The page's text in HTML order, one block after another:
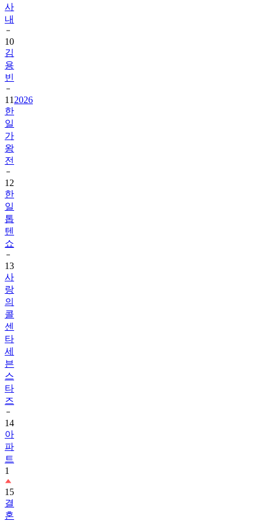
사
내
10
김
용
빈
11 2026
한
일
가
왕
전
12
한
일
톱
텐
쇼
13
사
랑
의
콜
센
타
세
븐
스
타
즈
14
아
파
트
1
15
결
혼